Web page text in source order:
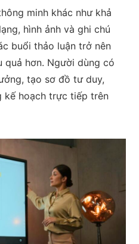
minh khác như khả
hình ảnh và ghi chú
buổi thảo luận trở nên
quả hơn. Người dùng có
tạo sơ đồ tư duy,
kế hoạch trực tiếp trên